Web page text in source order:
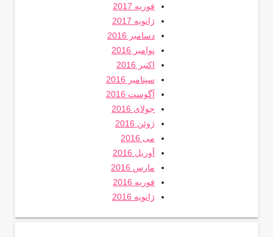
فوریه 2017
ژانویه 2017
دسامبر 2016
نوامبر 2016
اکتبر 2016
سپتامبر 2016
آگوست 2016
جولای 2016
ژوئن 2016
می 2016
آوریل 2016
مارس 2016
فوریه 2016
ژانویه 2016